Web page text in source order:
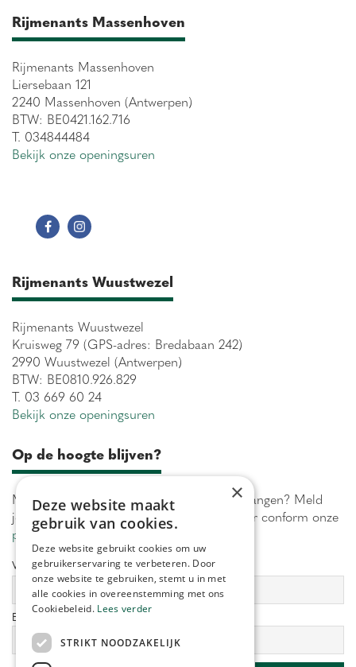
Rijmenants Massenhoven
Rijmenants Massenhoven
Liersebaan 121
2240 Massenhoven (Antwerpen)
BTW: BE0421.162.716
T. 034844484
Bekijk onze openingsuren
Rijmenants Wuustwezel
Rijmenants Wuustwezel
Kruisweg 79 (GPS-adres: Bredabaan 242)
2990 Wuustwezel (Antwerpen)
BTW: BE0810.926.829
T. 03 669 60 24
Bekijk onze openingsuren
Op de hoogte blijven?
Maximaal 1 keer per week onze acties ontvangen? Meld
je aan! Wij verwerken jouw gegevens secuur conform onze
privacy policy.
Voornaam: Achternaam:
E-mailadres:
×
Deze website maakt
gebruik van cookies.
Deze website gebruikt cookies om uw
gebruikerservaring te verbeteren. Door
onze website te gebruiken, stemt u in met
alle cookies in overeenstemming met ons
Cookiebeleid. Lees verder
STRIKT NOODZAKELIJK